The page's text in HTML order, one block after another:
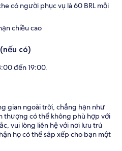
có người phục vụ là 60 BRL mỗi
chiều cao
có)
đến 19:00.
gian ngoài trời, chẳng hạn như
thượng có thể không phù hợp với
vui lòng liên hệ với nơi lưu trú
họ có thể sắp xếp cho bạn một